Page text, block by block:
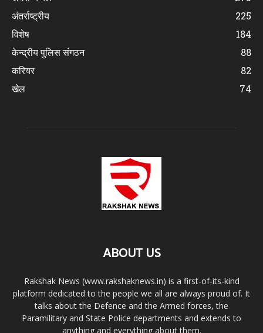
अंतर्राष्ट्रीय
225
विशेष
184
केन्द्रीय पुलिस संगठन
88
करियर
82
खेल
74
ABOUT US
Rakshak News (www.rakshaknews.in) is a first-of-its-kind
platform dedicated to the people we all are always proud of. It
talks about the Defence and the Armed forces, the
Paramilitary and State Police departments and extends to
anything and everything about them.